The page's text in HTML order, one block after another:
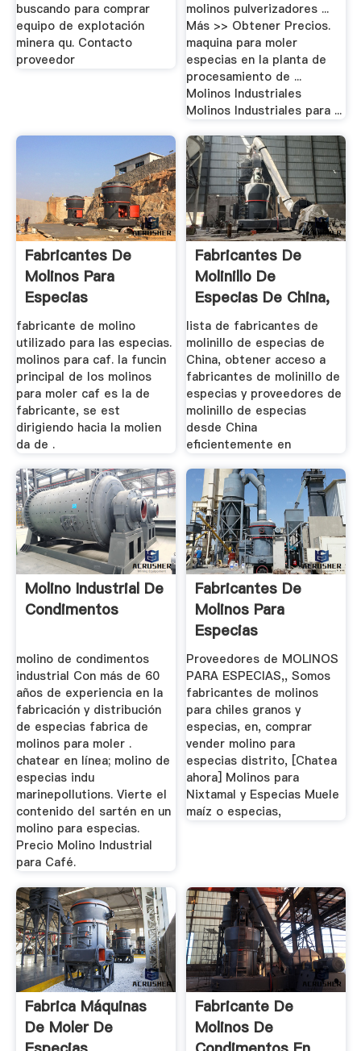
buscando para comprar
equipo de explotación
minera qu. Contacto
proveedor
molinos pulverizadores ...
Más >> Obtener Precios.
maquina para moler
especias en la planta de
procesamiento de ...
Molinos Industriales
Molinos Industriales para ...
Fabricantes De
Molinos Para
Especias
fabricante de molino
utilizado para las especias.
molinos para caf. la funcin
principal de los molinos
para moler caf es la de
fabricante, se est
dirigiendo hacia la molien
da de .
Fabricantes De
Molinillo De
Especias De China,
Fabricantes ...
lista de fabricantes de
molinillo de especias de
China, obtener acceso a
fabricantes de molinillo de
especias y proveedores de
molinillo de especias
desde China
eficientemente en
Molino Industrial De
Condimentos
molino de condimentos
industrial Con más de 60
años de experiencia en la
fabricación y distribución
de especias fabrica de
molinos para moler .
chatear en línea; molino de
especias indu
marinepollutions. Vierte el
contenido del sartén en un
molino para especias.
Precio Molino Industrial
para Café.
Fabricantes De
Molinos Para
Especias
Proveedores de MOLINOS
PARA ESPECIAS,, Somos
fabricantes de molinos
para chiles granos y
especias, en, comprar
vender molino para
especias distrito, [Chatea
ahora] Molinos para
Nixtamal y Especias Muele
maíz o especias,
Fabrica Máquinas
De Moler De
Fabricante De
Molinos De